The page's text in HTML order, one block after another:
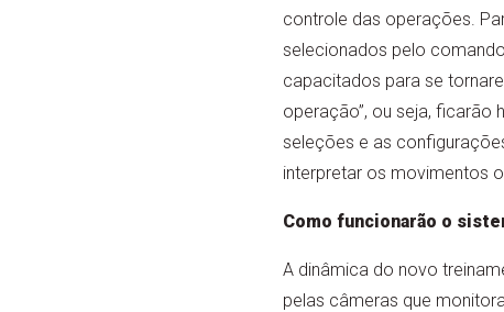
controle das operações.
selecionados pelo
capacitados para se
operação”, ou seja, ficarão
seleções e as
interpretar os movimentos
Como funcionarão o
A dinâmica do novo
pelas câmeras que